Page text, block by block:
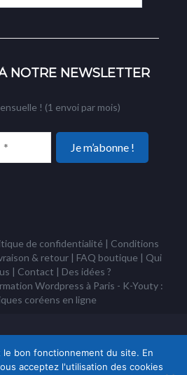
NOTRE NEWSLETTER
! (1 envoi par mois)
de confidentialité | Conditions
& retour | FAQ boutique | Qui
| Contact | Des idées ?
Wordpress à Paris - K-Youty :
coréens en ligne
à but non lucratif loi 1901
le bon fonctionnement du site. En
acceptez l'utilisation des cookies